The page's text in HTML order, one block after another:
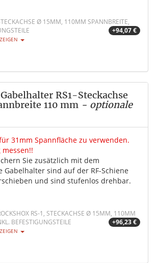
Ø 15MM, 110MM SPANNBREITE,
+94,07 €
RS1-Steckachse
110 mm - optionale
31mm Spannfläche zu verwenden.
Sie zusätzlich mit dem
Gabelhalter sind auf der RF-Schiene
und sind stufenlos drehbar.
RS-1, STECKACHSE Ø 15MM, 110MM
BEFESTIGUNGSTEILE
+96,23 €